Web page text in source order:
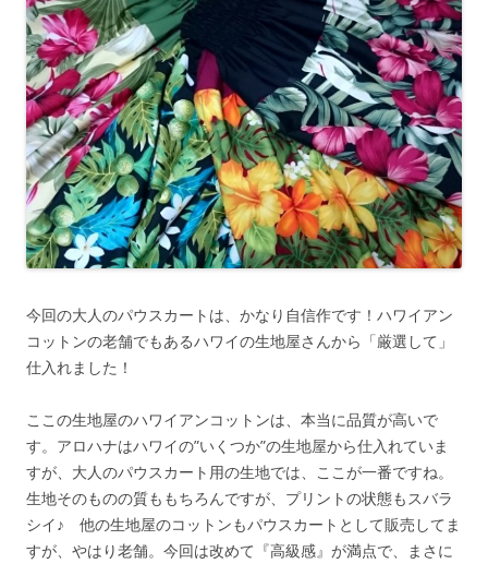
今回の大人のパウスカートは、かなり自信作です！ハワイアン
コットンの老舗でもあるハワイの生地屋さんから「厳選して」
仕入れました！
ここの生地屋のハワイアンコットンは、本当に品質が高いで
す。アロハナはハワイの”いくつか”の生地屋から仕入れていま
すが、大人のパウスカート用の生地では、ここが一番ですね。
生地そのものの質ももちろんですが、プリントの状態もスバラ
シイ♪ 他の生地屋のコットンもパウスカートとして販売してま
すが、やはり老舗。今回は改めて『高級感』が満点で、まさに